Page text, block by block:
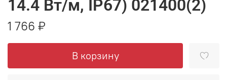
14.4 Вт/м, IP67) 021400(2)
1 766 ₽
В корзину